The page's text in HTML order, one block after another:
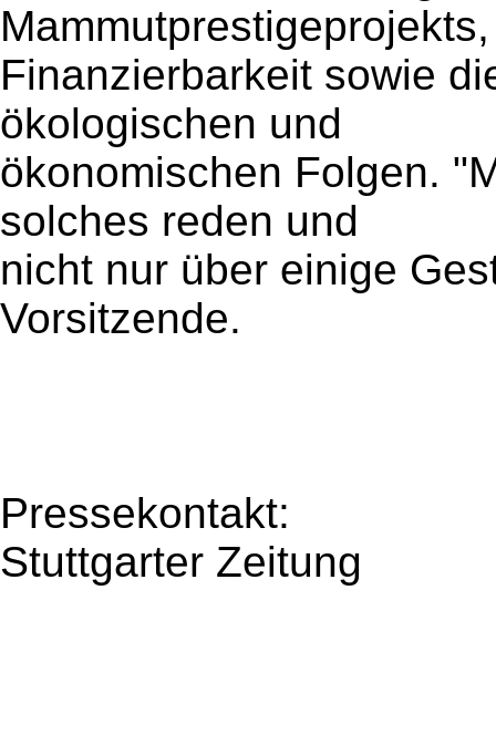
Finanzierbarkeit sowie
ökologischen und
ökonomischen Folgen.
solches reden und
nicht nur über einige
Vorsitzende.
Pressekontakt:
Stuttgarter Zeitung